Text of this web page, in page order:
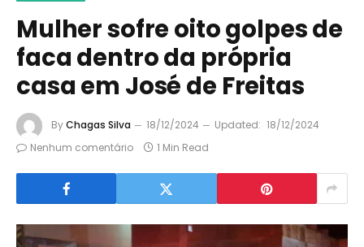
Mulher sofre oito golpes de
faca dentro da própria
casa em José de Freitas
ByChagas Silva 18/12/2024 Updated: 18/12/2024
Nenhum comentário
1 Min Read